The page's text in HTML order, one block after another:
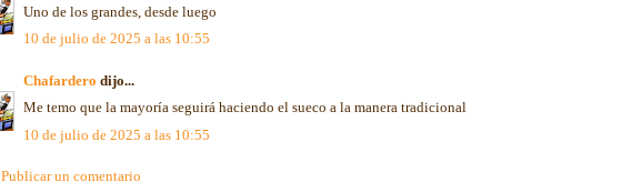
Uno de los grandes, desde luego
10 de julio de 2025 a las 10:55
Chafardero dijo...
Me temo que la mayoría seguirá haciendo el sueco a la manera tradicional
10 de julio de 2025 a las 10:55
Publicar un comentario